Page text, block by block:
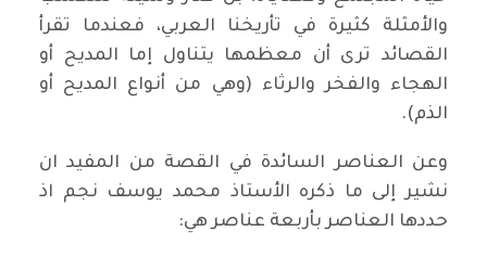
والأمثلة كثيرة في تأريخنا العربي، فعندما تقرأ
القصائد ترى أن معظمها يتناول إما المديح أو
الهجاء والفخر والرثاء (وهي من أنواع المديح أو
الذم).
وعن العناصر السائدة في القصة من المفيد ان
نشير إلى ما ذكره الأستاذ محمد يوسف نجم اذ
حددها العناصر بأربعة عناصر هي: